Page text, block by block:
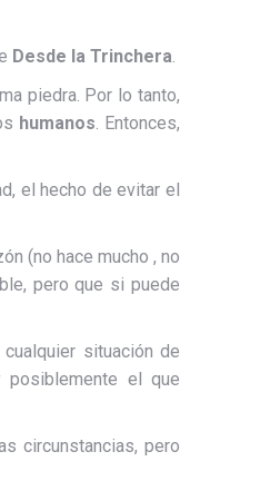
Desde la Trinchera.
piedra. Por lo tanto,
humanos. Entonces,
el hecho de evitar el
(no hace mucho , no
pero que si puede
situación de
posiblemente el que
circunstancias, pero